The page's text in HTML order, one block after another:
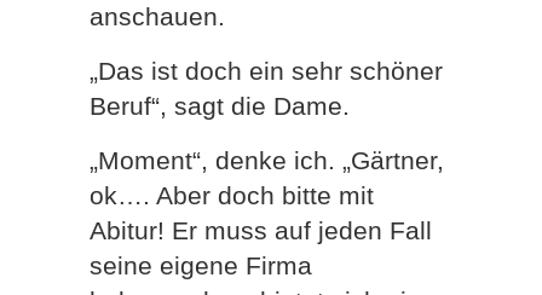
anschauen.
„Das ist doch ein sehr schöner
Beruf“, sagt die Dame.
„Moment“, denke ich. „Gärtner,
ok…. Aber doch bitte mit
Abitur! Er muss auf jeden Fall
seine eigene Firma